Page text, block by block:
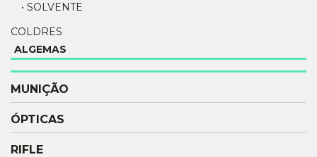
• SOLVENTE
COLDRES
ALGEMAS
MUNIÇÃO
ÓPTICAS
RIFLE